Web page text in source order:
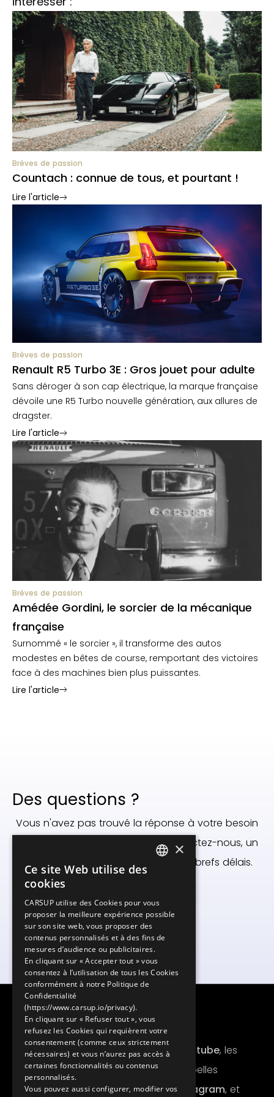
Brèves de passion
Countach : connue de tous, et pourtant !
Lire l'article
Brèves de passion
Renault R5 Turbo 3E : Gros jouet pour adulte
Sans déroger à son cap électrique, la marque française
dévoile une R5 Turbo nouvelle génération, aux allures de
dragster.
Lire l'article
Brèves de passion
Amédée Gordini, le sorcier de la mécanique
française
Surnommé « le sorcier », il transforme des autos
modestes en bêtes de course, remportant des victoires
face à des machines bien plus puissantes.
Lire l'article
Des questions ?
Vous n'avez pas trouvé la réponse à votre besoin
? Vous avez des questions ? Contactez-nous, un
expert vous repondra dans les plus brefs délais.
Réseaux sociaux
Retrouvez les essais sur la chaîne Youtube, les
posts experts surFacebook, les plus belles
automobiles et leurs histoires surInstagram, et
×
Ce site Web utilise des
cookies
CARSUP utilise des Cookies pour vous
proposer la meilleure expérience possible
sur son site web, vous proposer des
contenus personnalisés et à des fins de
mesures d’audience ou publicitaires.
En cliquant sur « Accepter tout » vous
consentez à l’utilisation de tous les Cookies
conformément à notre Politique de
Confidentialité
(https://www.carsup.io/privacy).
En cliquant sur « Refuser tout », vous
refusez les Cookies qui requièrent votre
consentement (comme ceux strictement
nécessaires) et vous n’aurez pas accès à
certaines fonctionnalités ou contenus
personnalisés.
Vous pouvez aussi configurer, modifier vos